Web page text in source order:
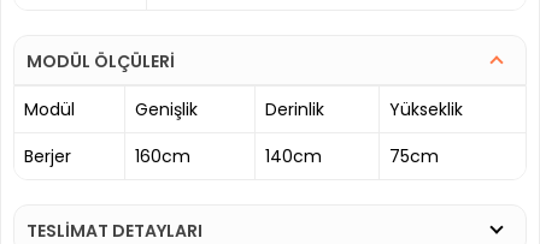
MODÜL ÖLÇÜLERİ
Modül
Genişlik Derinlik
Yükseklik
Berjer
160cm 140cm 75cm
TESLİMAT DETAYLARI